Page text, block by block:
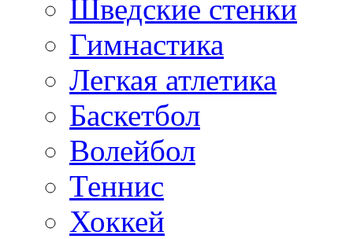
Шведские стенки
Гимнастика
Легкая атлетика
Баскетбол
Волейбол
Теннис
Хоккей